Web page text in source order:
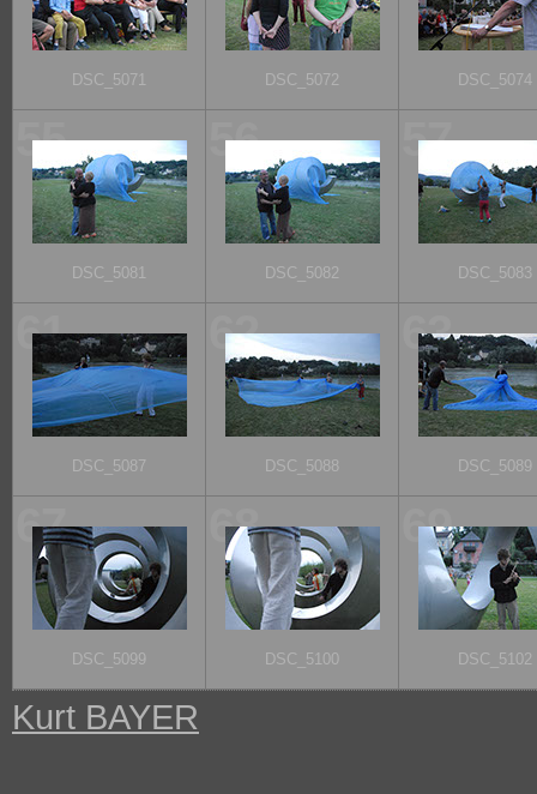
DSC_5071 DSC_5072 DSC_5074
55
DSC_5081
56
DSC_5082
57
DSC_5083
61
DSC_5087
62
DSC_5088
63
DSC_5089
67
DSC_5099
68
DSC_5100
69
DSC_5102
Kurt BAYER